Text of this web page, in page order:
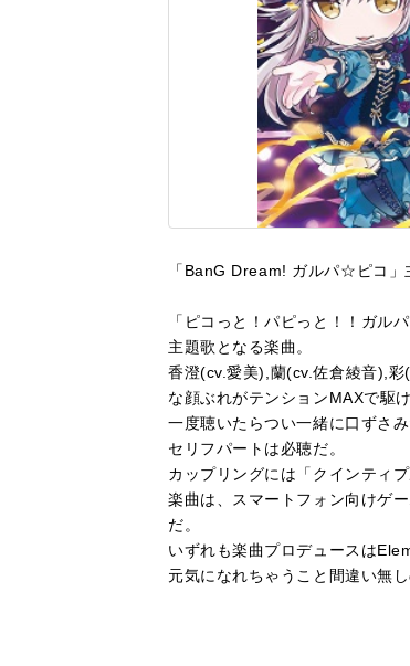
「BanG Dream! ガルパ☆ピコ」
「ピコっと！パピっと！！ガ
主題歌となる楽曲。
香澄(cv.愛美),蘭(cv.佐倉綾音),
な顔ぶれがテンションMAXで駆
一度聴いたらつい一緒に口ずさ
セリフパートは必聴だ。
カップリングには「クインティ
楽曲は、スマートフォン向けゲ
だ。
いずれも楽曲プロデュースは
元気になれちゃうこと間違い無